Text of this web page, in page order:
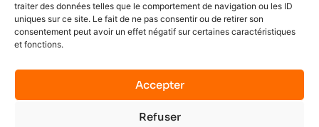
traiter des données telles que le comportement de navigation ou les ID
uniques sur ce site. Le fait de ne pas consentir ou de retirer son
consentement peut avoir un effet négatif sur certaines caractéristiques
et fonctions.
Accepter
Refuser
Nous trouver
3 Rue de la Pie 1 er étage,
76000 Rouen